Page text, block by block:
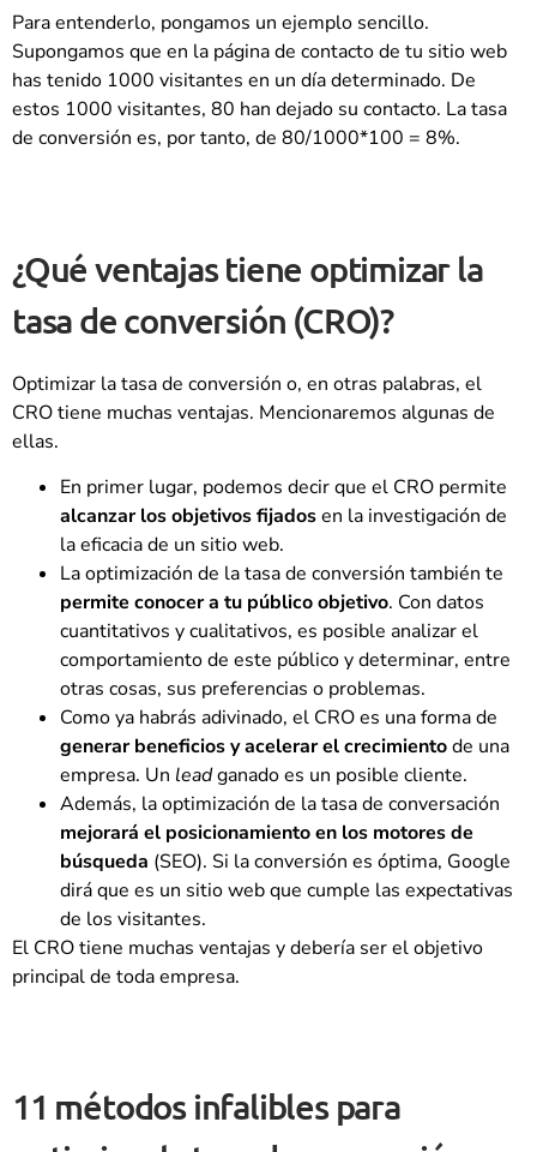
Para entenderlo, pongamos un ejemplo sencillo.
Supongamos que en la página de contacto de tu sitio web
has tenido 1000 visitantes en un día determinado. De
estos 1000 visitantes, 80 han dejado su contacto. La tasa
de conversión es, por tanto, de 80/1000*100 = 8%.
¿Qué ventajas tiene optimizar la
tasa de conversión (CRO)?
Optimizar la tasa de conversión o, en otras palabras, el
CRO tiene muchas ventajas. Mencionaremos algunas de
ellas.
En primer lugar, podemos decir que el CRO permite
alcanzar los objetivos fijadosen la investigación de
la eficacia de un sitio web.
La optimización de la tasa de conversión también te
permite conocer a tu público objetivo. Con datos
cuantitativos y cualitativos, es posible analizar el
comportamiento de este público y determinar, entre
otras cosas, sus preferencias o problemas.
Como ya habrás adivinado, el CRO es una forma de
generar beneficios y acelerar el crecimientode una
empresa. Un leadganado es un posible cliente.
Además, la optimización de la tasa de conversación
mejorará el posicionamiento en los motores de
búsqueda (SEO). Si la conversión es óptima, Google
dirá que es un sitio web que cumple las expectativas
de los visitantes.
El CRO tiene muchas ventajas y debería ser el objetivo
principal de toda empresa.
11 métodos infalibles para